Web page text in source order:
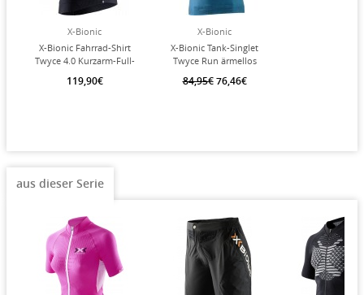
X-Bionic
X-Bionic Fahrrad-Shirt
Twyce 4.0 Kurzarm-Full-
119,90€
X-Bionic
X-Bionic Tank-Singlet
Twyce Run ärmellos
mineralblau/orange
84,95€ 76,46€
aus dieser Serie